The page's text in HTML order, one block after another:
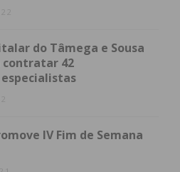
do Tâmega e Sousa
42
IV Fim de Semana